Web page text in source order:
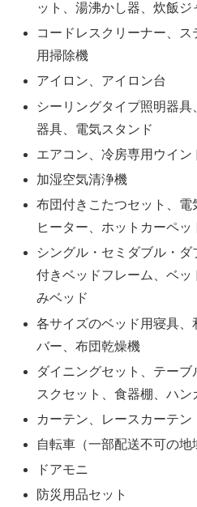
ット、湯沸かし器、炊飯
コードレスクリーナー、
用掃除機
アイロン、アイロン台
シーリングタイプ照明器
器具、電気スタンド
エアコン、冷房専用ウイ
加湿空気清浄機
布団付きこたつセット、
ヒーター、ホットカーペッ
シングル・セミダブル・
付きベッドフレーム、ベ
みベッド
各サイズのベッド用寝具、
バー、布団乾燥機
ダイニングセット、テー
スクセット、食器棚、ハ
カーテン、レースカーテン
自転車（一部配送不可の地
ドアモニ
防災用品セット